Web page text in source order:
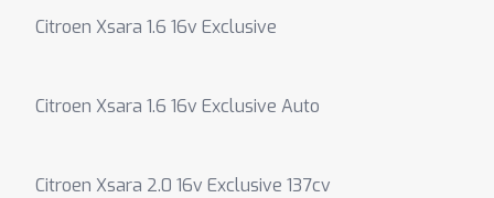
Citroen Xsara 1.6 16v Exclusive
Citroen Xsara 1.6 16v Exclusive Auto
Citroen Xsara 2.0 16v Exclusive 137cv